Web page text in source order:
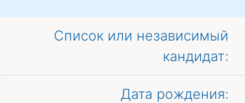
Список или независимый
кандидат:
Дата рождения: